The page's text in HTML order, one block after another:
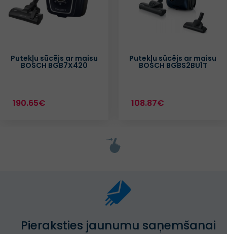
Putekļu sūcējs ar maisu
BOSCH BGB7X420
190.65€
Putekļu sūcējs ar maisu
BOSCH BGBS2BU1T
108.87€
Pieraksties jaunumu saņemšanai